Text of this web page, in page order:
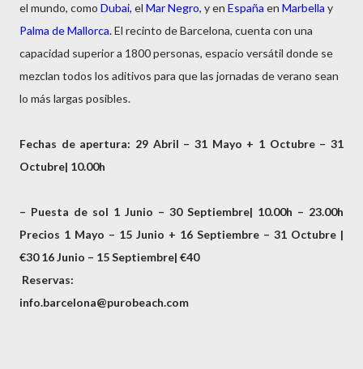
el mundo, como Dubai, el Mar Negro, y en España en Marbella y
Palma de Mallorca.El recinto de Barcelona, cuenta con una
capacidad superior a 1800 personas, espacio versátil donde se
mezclan todos los aditivos para que las jornadas de verano sean
lo más largas posibles.
Fechas de apertura: 29 Abril – 31 Mayo + 1 Octubre – 31
Octubre| 10.00h
– Puesta de sol 1 Junio – 30 Septiembre| 10.00h – 23.00h
Precios 1 Mayo – 15 Junio + 16 Septiembre – 31 Octubre |
€30 16 Junio – 15 Septiembre| €40
Reservas:
info.barcelona@purobeach.com